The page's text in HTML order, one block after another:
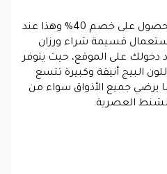
ويمكنكِ شراء شنطتين والحصول على خصم 40% وهذا عند
قسيمة شراء ورزان
دخولك على الموقع، حيث يتوفر
البيج أنيقة وكبيرة تتسع
يرضي جميع الأذواق سواء من
العصرية.